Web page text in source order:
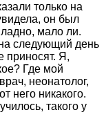
только на
он был
мало ли.
следующий день
приносят. Я,
Где мой
неонатолог,
него никакого.
такого у